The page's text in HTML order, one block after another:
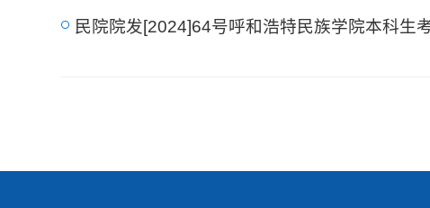
民院院发[2024]64号呼和浩特民族学院本科生